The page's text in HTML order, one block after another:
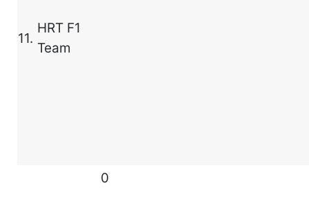
11.
HRT F1
Team
0